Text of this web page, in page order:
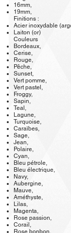
16mm,
19mm,
Finitions :
Acier inoxydable
Laiton (or)
Couleurs
Bordeaux,
Cerise,
Rouge,
Pêche,
Sunset,
Vert pomme,
Vert pastel,
Froggy,
Sapin,
Teal,
Lagune,
Turquoise,
Caraïbes,
Sage,
Jean,
Polaire,
Cyan,
Bleu pétrole,
Bleu électrique,
Navy,
Aubergine,
Mauve,
Améthyste,
Lilas,
Magenta,
Rose passion,
Corail,
Rose bonbon,